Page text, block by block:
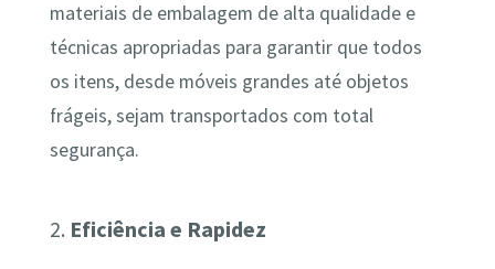
materiais de embalagem de alta qualidade e
técnicas apropriadas para garantir que todos
os itens, desde móveis grandes até objetos
frágeis, sejam transportados com total
segurança.
2. Eficiência e Rapidez